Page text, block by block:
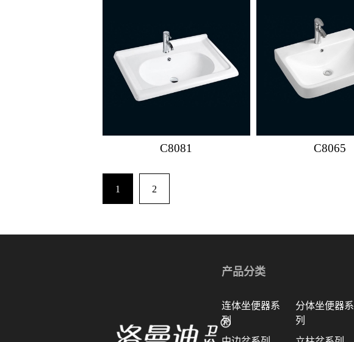
C8081 C8065
1 2
产品分类
连体坐便器系
列
分体坐便器系
列